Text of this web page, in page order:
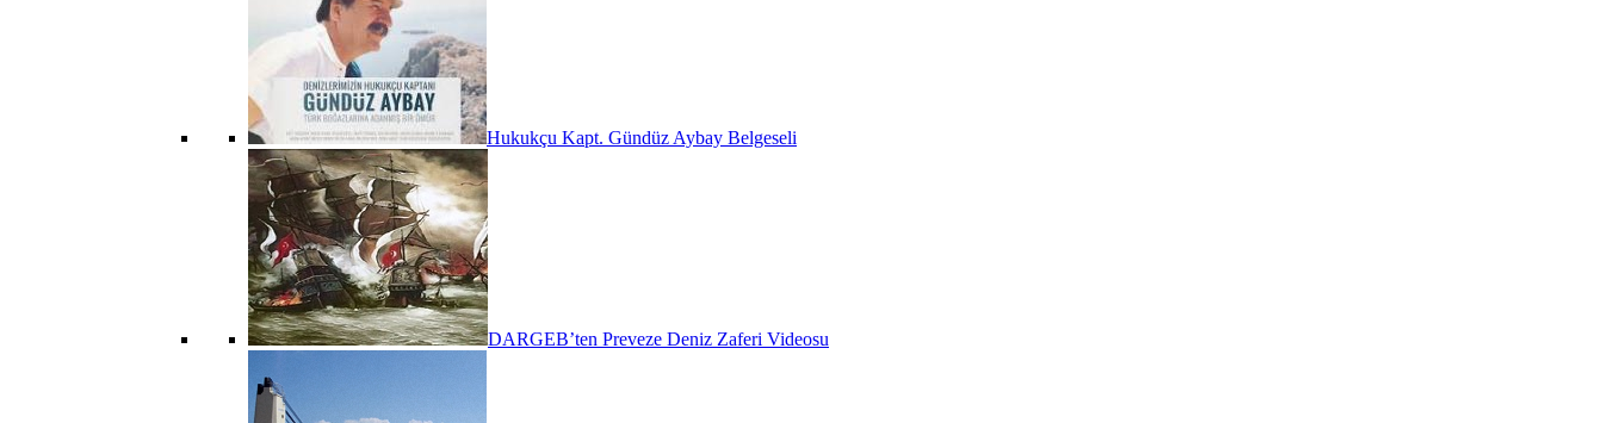
Hukukçu Kapt. Gündüz Aybay Belgeseli
DARGEB’ten Preveze Deniz Zaferi Videosu